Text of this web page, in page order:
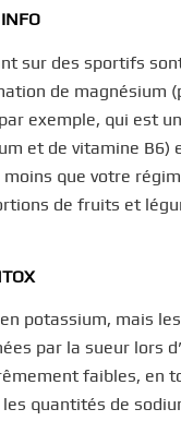
sur des sportifs
de magnésium
exemple, qui est
et de vitamine B6)
que votre
de fruits et
potassium, mais
par la sueur lors
faibles, en
quantités de